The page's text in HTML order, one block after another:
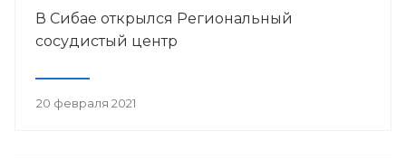
В Сибае открылся Региональный
сосудистый центр
20 февраля 2021